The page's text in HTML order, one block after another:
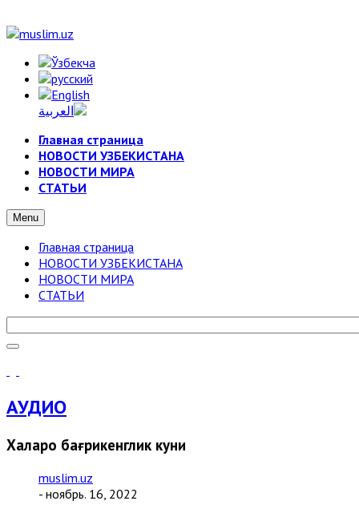
Главная страница
НОВОСТИ УЗБЕКИСТАНА
НОВОСТИ МИРА
СТАТЬИ
Menu
Главная страница
НОВОСТИ УЗБЕКИСТАНА
НОВОСТИ МИРА
СТАТЬИ
АУДИО
Халқаро бағрикенглик куни
muslim.uz
- ноябрь. 16, 2022